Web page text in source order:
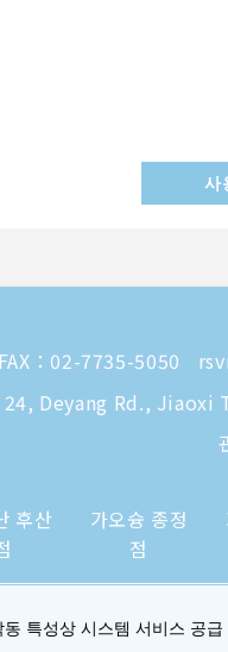
사
FAX：02-7735-5050
Deyang Rd., Jiaoxi
후산
가오슝 종정
점
특성상 시스템 서비스 공급